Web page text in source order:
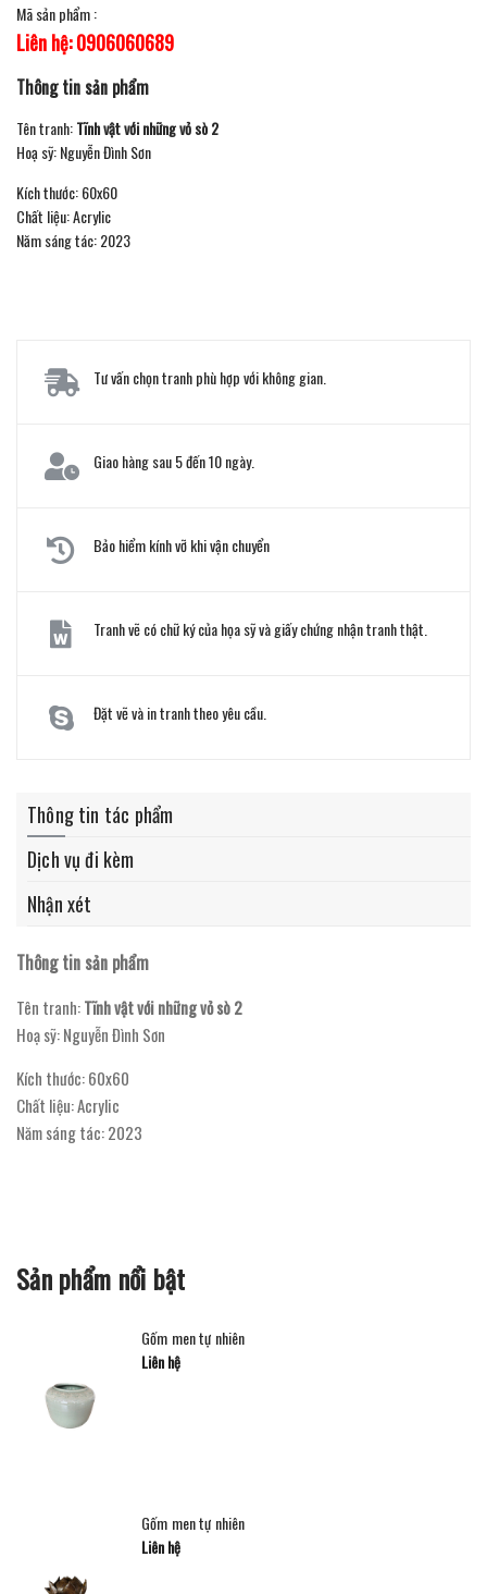
Mã sản phẩm :
Liên hệ: 0906060689
Thông tin sản phẩm
Tên tranh:Tĩnh vật với những vỏ sò 2
Hoạ sỹ: Nguyễn Đình Sơn
Kích thước: 60x60
Chất liệu: Acrylic
Năm sáng tác: 2023
Tư vấn chọn tranh phù hợp với không gian.
Giao hàng sau 5 đến 10 ngày.
Bảo hiểm kính vỡ khi vận chuyển
Tranh vẽ có chữ ký của họa sỹ và giấy chứng nhận tranh thật.
Đặt vẽ và in tranh theo yêu cầu.
Thông tin tác phẩm
Dịch vụ đi kèm
Nhận xét
Thông tin sản phẩm
Tên tranh:Tĩnh vật với những vỏ sò 2
Hoạ sỹ: Nguyễn Đình Sơn
Kích thước: 60x60
Chất liệu: Acrylic
Năm sáng tác: 2023
Sản phẩm nổi bật
Gốm men tự nhiên
Liên hệ
Gốm men tự nhiên
Liên hệ